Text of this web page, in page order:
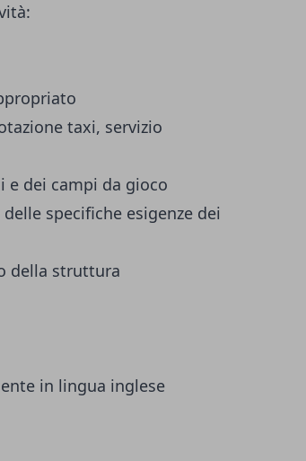
taxi, servizio
e dei campi da gioco
specifiche esigenze dei
della struttura
in lingua inglese